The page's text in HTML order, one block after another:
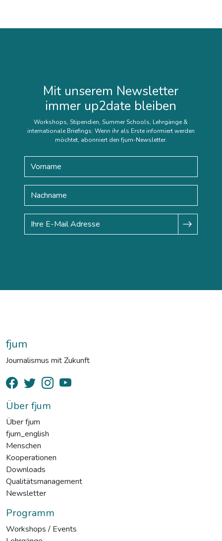
Mit unserem Newsletter
immer up2date bleiben
Workshops, Stipendien, Summer Schools, Lehrgänge &
internationale Briefings: Wenn ihr als Erste informiert werden
möchtet, abonniert den fjum-Newsletter.
fjum
Journalismus mit Zukunft
Über fjum
Über fjum
fjum_english
Menschen
Kooperationen
Downloads
Qualitätsmanagement
Newsletter
Programm
Workshops / Events